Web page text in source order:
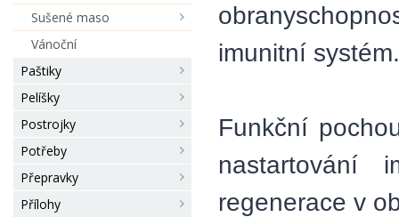
Sušené maso
Vánoční
Paštiky
Pelíšky
Postrojky
Potřeby
Přepravky
Přílohy
imunitní systém.
Funkční
nastartování
regenerace v